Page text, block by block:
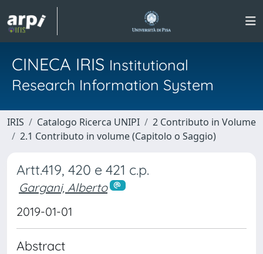
CINECA IRIS Institutional
Research Information System
IRIS Catalogo Ricerca UNIPI
2 Contributo in Volume
2.1 Contributo in volume (Capitolo o Saggio)
Artt.419, 420 e 421 c.p.
Gargani, Alberto
2019-01-01
Abstract